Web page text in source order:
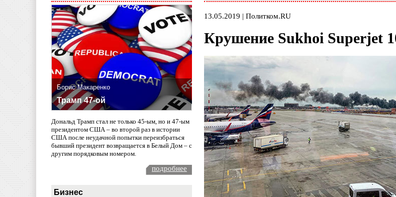
Борис Макаренко
Трамп 47-ой
Дональд Трамп стал не только 45-ым, но и 47-ым
президентом США – во второй раз в истории
США после неудачной попытки переизбраться
бывший президент возвращается в Белый Дом – с
другим порядковым номером.
подробнее
Бизнес
13.05.2019 | Политком.RU
Крушение Sukhoi Superjet